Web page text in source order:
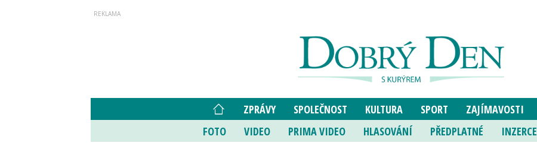
ZPRÁVY SPOLEČNOST KULTURA SPORT ZAJÍMAVOSTI
FOTO
VIDEO PRIMA VIDEO HLASOVÁNÍ PŘEDPLATNÉ INZERCE